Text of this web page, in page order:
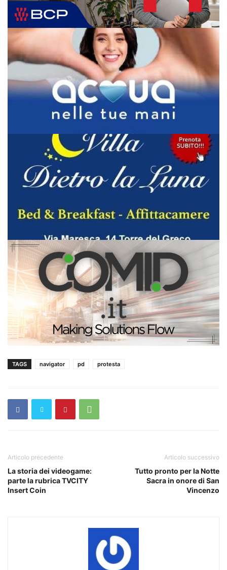
TAGS navigator pd protesta
Articolo precedente
La storia dei videogame:
parte la rubrica TVCITY
Insert Coin
Articolo successivo
Tutto pronto per la Notte
Sacra in onore di San
Vincenzo